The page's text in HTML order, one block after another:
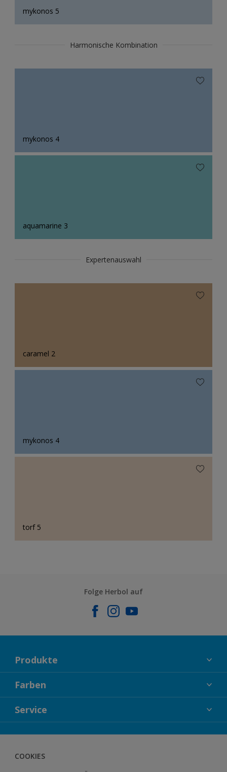
mykonos 5
Harmonische Kombination
mykonos 4
aquamarine 3
Expertenauswahl
caramel 2
mykonos 4
torf 5
Folge Herbol auf
Produkte
FASSADENFARBEN
INNENFARBEN
LACKE
BODENSYSTEM
Farben
KOLLEKTIONEN
FARBTRENDS
FARBBERATUNG
Service
HERBOL WERBEMITTELSHOP
COOKIES